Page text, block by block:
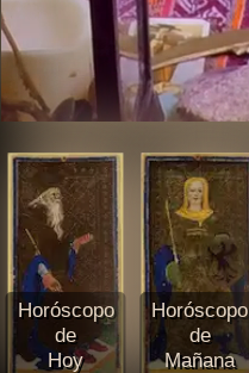
Horóscopo
de
Hoy
Horóscopo
de
Mañana